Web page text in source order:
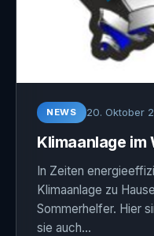
NEWS 20. Oktober
Klimaanlage
In Zeiten
Klimaanlage zu
Sommerhelfer. Hier
sie auch…